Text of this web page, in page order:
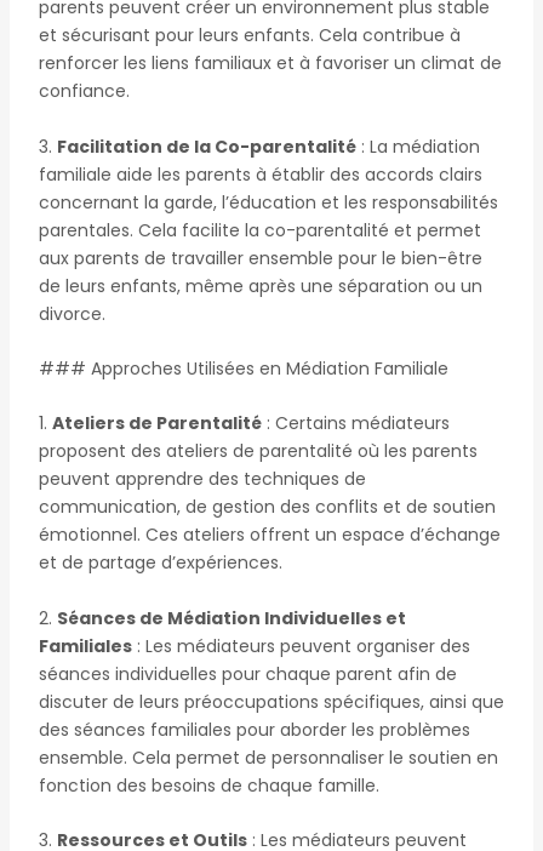
parents peuvent créer un environnement plus stable
et sécurisant pour leurs enfants. Cela contribue à
renforcer les liens familiaux et à favoriser un climat de
confiance.
3. Facilitation de la Co-parentalité: La médiation
familiale aide les parents à établir des accords clairs
concernant la garde, l’éducation et les responsabilités
parentales. Cela facilite la co-parentalité et permet
aux parents de travailler ensemble pour le bien-être
de leurs enfants, même après une séparation ou un
divorce.
### Approches Utilisées en Médiation Familiale
1. Ateliers de Parentalité: Certains médiateurs
proposent des ateliers de parentalité où les parents
peuvent apprendre des techniques de
communication, de gestion des conflits et de soutien
émotionnel. Ces ateliers offrent un espace d’échange
et de partage d’expériences.
2. Séances de Médiation Individuelles et
Familiales: Les médiateurs peuvent organiser des
séances individuelles pour chaque parent afin de
discuter de leurs préoccupations spécifiques, ainsi que
des séances familiales pour aborder les problèmes
ensemble. Cela permet de personnaliser le soutien en
fonction des besoins de chaque famille.
3. Ressources et Outils: Les médiateurs peuvent